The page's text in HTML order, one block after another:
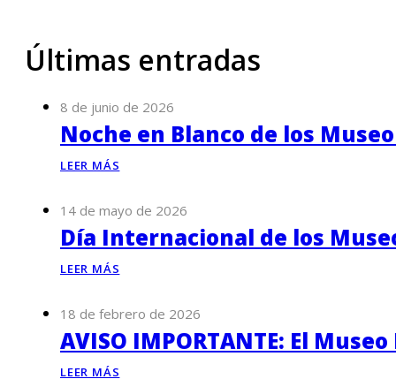
Últimas entradas
8 de junio de 2026
Noche en Blanco de los
LEER MÁS
14 de mayo de 2026
Día Internacional de los
LEER MÁS
18 de febrero de 2026
AVISO IMPORTANTE: El
LEER MÁS